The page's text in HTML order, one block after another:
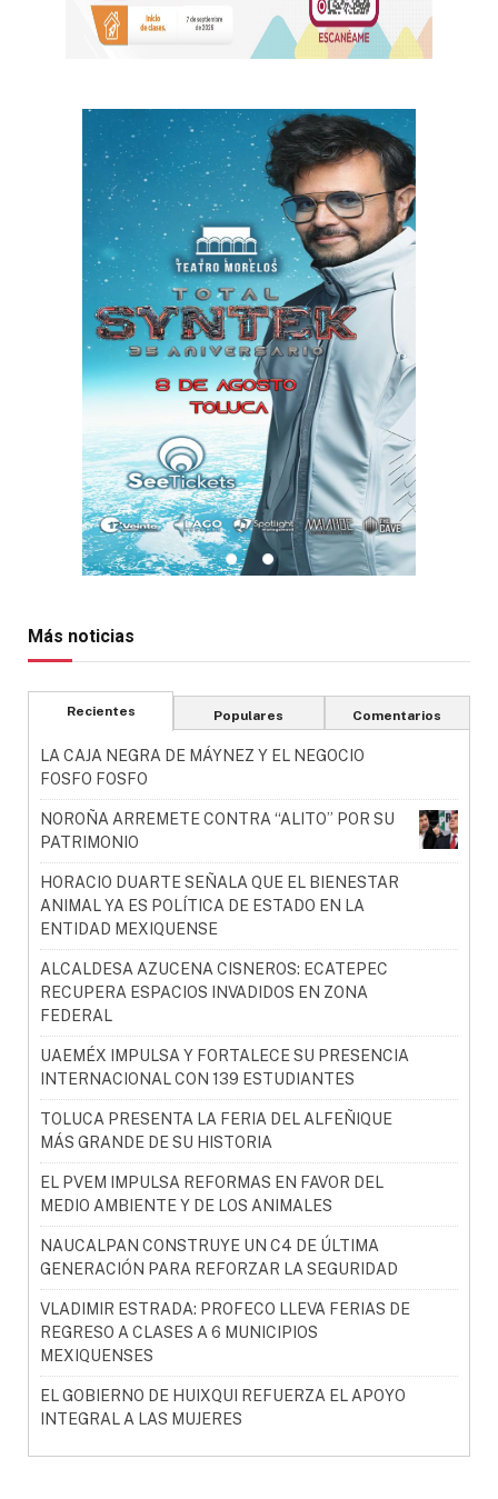
Más noticias
Recientes Populares Comentarios
LA CAJA NEGRA DE MÁYNEZ Y EL NEGOCIO
FOSFO FOSFO
NOROÑA ARREMETE CONTRA “ALITO” POR SU
PATRIMONIO
HORACIO DUARTE SEÑALA QUE EL BIENESTAR
ANIMAL YA ES POLÍTICA DE ESTADO EN LA
ENTIDAD MEXIQUENSE
ALCALDESA AZUCENA CISNEROS: ECATEPEC
RECUPERA ESPACIOS INVADIDOS EN ZONA
FEDERAL
UAEMÉX IMPULSA Y FORTALECE SU PRESENCIA
INTERNACIONAL CON 139 ESTUDIANTES
TOLUCA PRESENTA LA FERIA DEL ALFEÑIQUE
MÁS GRANDE DE SU HISTORIA
EL PVEM IMPULSA REFORMAS EN FAVOR DEL
MEDIO AMBIENTE Y DE LOS ANIMALES
NAUCALPAN CONSTRUYE UN C4 DE ÚLTIMA
GENERACIÓN PARA REFORZAR LA SEGURIDAD
VLADIMIR ESTRADA: PROFECO LLEVA FERIAS DE
REGRESO A CLASES A 6 MUNICIPIOS
MEXIQUENSES
EL GOBIERNO DE HUIXQUI REFUERZA EL APOYO
INTEGRAL A LAS MUJERES